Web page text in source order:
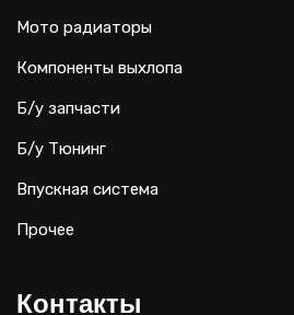
Мото радиаторы
Компоненты выхлопа
Б/у запчасти
Б/у Тюнинг
Впускная система
Прочее
Контакты